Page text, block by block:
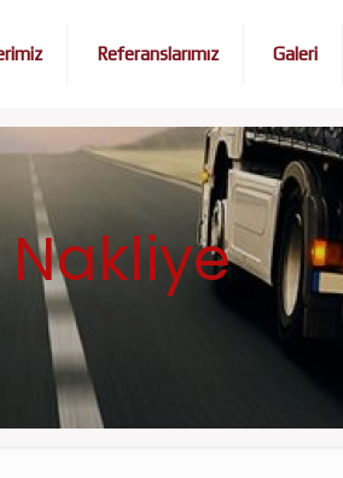
Referanslarımız Galeri